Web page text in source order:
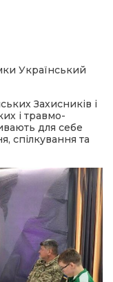
Український
Захисників і
і травмо-
для себе
спілкування та